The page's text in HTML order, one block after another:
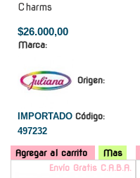
Charms
$26.000,00
Marca:
Origen:
IMPORTADO Código:
497232
Agregar al carrito Mas
Envío Gratis C.A.B.A.